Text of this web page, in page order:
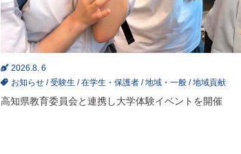
2026.8. 6
お知らせ /受験生 /在学生・保護者 /地域・一般 /地域貢献
高知県教育委員会と連携し大学体験イベントを開催